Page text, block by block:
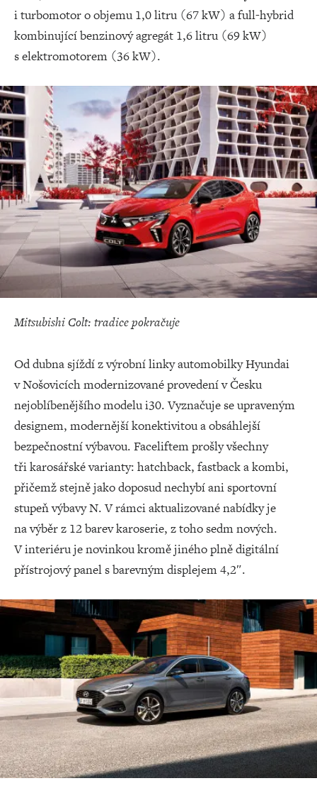
i turbomotor o objemu 1,0 litru (67 kW) a full-hybrid
kombinující benzinový agregát 1,6 litru (69 kW)
s elektromotorem (36 kW).
Mitsubishi Colt: tradice pokračuje
Od dubna sjíždí z výrobní linky automobilky Hyundai
v Nošovicích modernizované provedení v Česku
nejoblíbenějšího modelu i30. Vyznačuje se upraveným
designem, modernější konektivitou a obsáhlejší
bezpečnostní výbavou. Faceliftem prošly všechny
tři karosářské varianty: hatchback, fastback a kombi,
přičemž stejně jako doposud nechybí ani sportovní
stupeň výbavy N. V rámci aktualizované nabídky je
na výběr z 12 barev karoserie, z toho sedm nových.
V interiéru je novinkou kromě jiného plně digitální
přístrojový panel s barevným displejem 4,2″.